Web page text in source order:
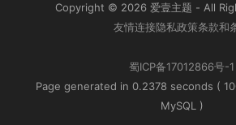
Copyright © 2026 爱壹主题 - All
友情连接隐私政策条款和
蜀ICP备17012866号-1
Page generated in 0.2378 seconds (
MySQL )